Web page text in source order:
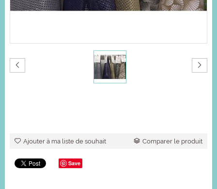
Ajouter à ma liste de souhait Comparer le produit
Save